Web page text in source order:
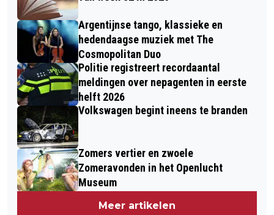
Argentijnse tango, klassieke en
hedendaagse muziek met The
Cosmopolitan Duo
Politie registreert recordaantal
meldingen over nepagenten in eerste
helft 2026
Volkswagen begint ineens te branden
Zomers vertier en zwoele
Zomeravonden in het Openlucht
Museum
Meer artikelen